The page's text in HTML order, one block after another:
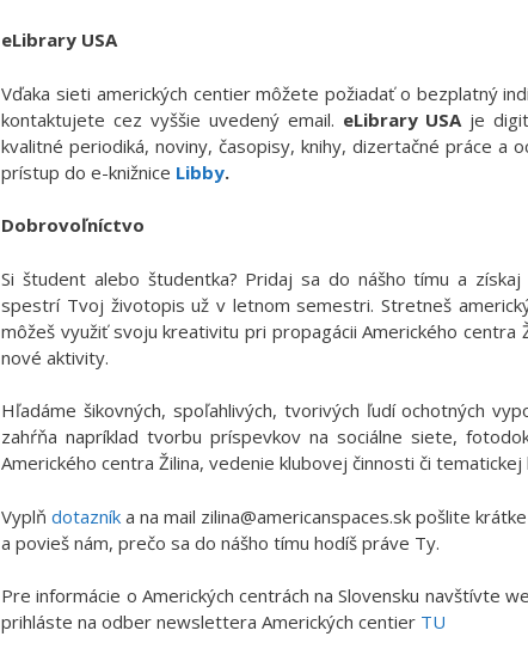
eLibrary USA
Vďaka sieti amerických centier môžete požiadať o bezplatný
kontaktujete cez vyššie uvedený email. eLibrary USA je
kvalitné periodiká, noviny, časopisy, knihy, dizertačné práce a
prístup do e-knižnice Libby.
Dobrovoľníctvo
Si študent alebo študentka? Pridaj sa do nášho tímu a
spestrí Tvoj životopis už v letnom semestri. Stretneš
môžeš využiť svoju kreativitu pri propagácii Amerického centra
nové aktivity.
Hľadáme šikovných, spoľahlivých, tvorivých ľudí ochotných
zahŕňa napríklad tvorbu príspevkov na sociálne siete,
Amerického centra Žilina, vedenie klubovej činnosti či
Vyplňdotazník a na mail zilina@americanspaces.sk pošlite
a povieš nám, prečo sa do nášho tímu hodíš práve Ty.
Pre informácie o Amerických centrách na Slovensku navštívte
prihláste na odber newslettera Amerických centier TU